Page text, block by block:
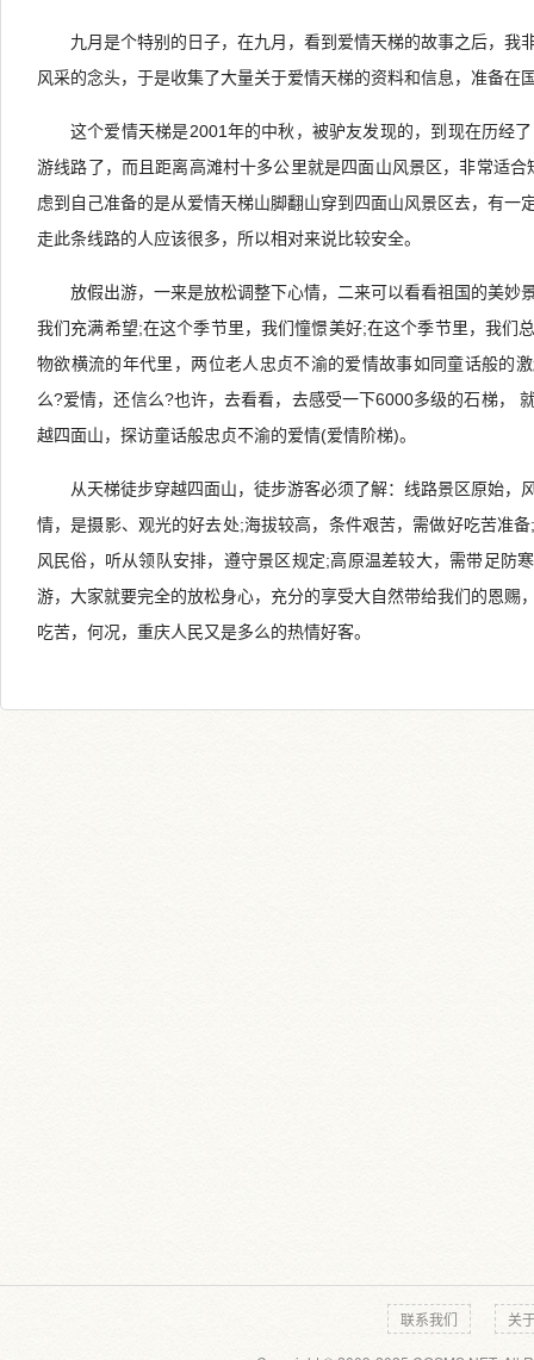
九月是个特别的日子，在九月，看到爱情天梯的故事之后，我
风采的念头，于是收集了大量关于爱情天梯的资料和信息，准备在
这个爱情天梯是2001年的中秋，被驴友发现的，到现在历经
游线路了，而且距离高滩村十多公里就是四面山风景区，非常适
虑到自己准备的是从爱情天梯山脚翻山穿到四面山风景区去，有一
走此条线路的人应该很多，所以相对来说比较安全。
放假出游，一来是放松调整下心情，二来可以看看祖国的美妙
我们充满希望;在这个季节里，我们憧憬美好;在这个季节里，我们
物欲横流的年代里，两位老人忠贞不渝的爱情故事如同童话般的
么?爱情，还信么?也许，去看看，去感受一下6000多级的石梯，
越四面山，探访童话般忠贞不渝的爱情(爱情阶梯)。
从天梯徒步穿越四面山，徒步游客必须了解：线路景区原始，
情，是摄影、观光的好去处;海拔较高，条件艰苦，需做好吃苦准
风民俗，听从领队安排，遵守景区规定;高原温差较大，需带足防
游，大家就要完全的放松身心，充分的享受大自然带给我们的恩赐
吃苦，何况，重庆人民又是多么的热情好客。
联系我们 关